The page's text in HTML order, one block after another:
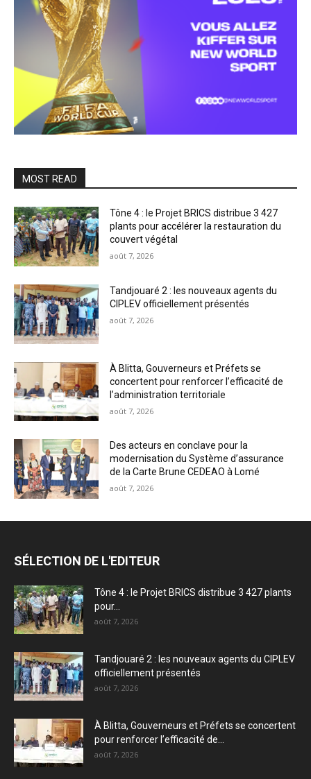
MOST READ
Tône 4 : le Projet BRICS distribue 3 427
plants pour accélérer la restauration du
couvert végétal
août 7, 2026
Tandjouaré 2 : les nouveaux agents du
CIPLEV officiellement présentés
août 7, 2026
À Blitta, Gouverneurs et Préfets se
concertent pour renforcer l’efficacité de
l’administration territoriale
août 7, 2026
Des acteurs en conclave pour la
modernisation du Système d’assurance
de la Carte Brune CEDEAO à Lomé
août 7, 2026
SÉLECTION DE L'EDITEUR
Tône 4 : le Projet BRICS distribue 3 427 plants
pour...
août 7, 2026
Tandjouaré 2 : les nouveaux agents du CIPLEV
officiellement présentés
août 7, 2026
À Blitta, Gouverneurs et Préfets se concertent
pour renforcer l’efficacité de...
août 7, 2026